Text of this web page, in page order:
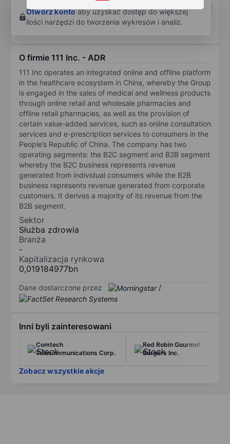
Zwrot z kapitału
własnego
XXXXXXX
Otwórz kontoaby uzyskać dostęp do większej
ilości narzędzi do tworzenia wykresów i analiz.
O firmie 111 Inc. - ADR
111 Inc operates an integrated online and offline platform
in the healthcare ecosystem in China, whereby the Group
is engaged in the sales of medical and wellness products
through online retail and wholesale pharmacies and
offline retail pharmacies, as well as the provision of
certain value-added services, such as online consultation
services and e-prescription services to consumers in the
People’s Republic of China. The company has two
operating segments: the B2C segment and B2B segment
whereby the B2C business represents revenue
generated from individual consumers while the B2B
business represents revenue generated from corporate
customers. It derives a majority of its revenue from the
B2B segment.
Sektor
Służba zdrowia
Branża
-
Kapitalizacja rynkowa
0,019184977bn
Dane dostarczone przez /
Inni byli zainteresowani
Comtech
Telecommunications Corp.
Red Robin Gourmet
Burgers Inc.
Zobacz wszystkie akcje